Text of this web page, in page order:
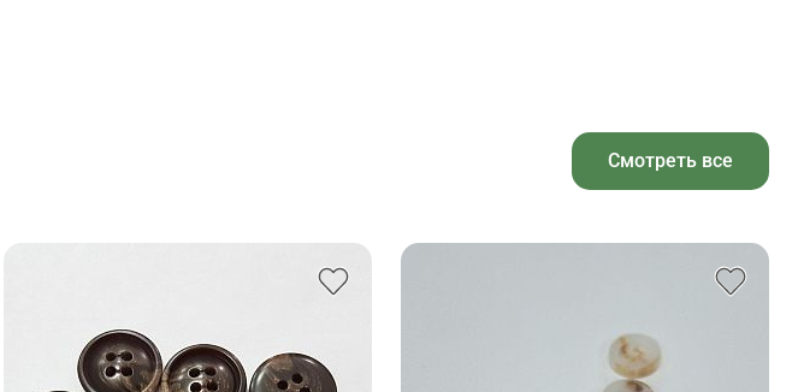
Смотреть все